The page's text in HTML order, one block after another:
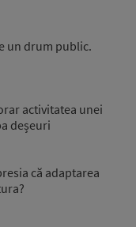
un drum public.
activitatea unei
deșeuri
că adaptarea